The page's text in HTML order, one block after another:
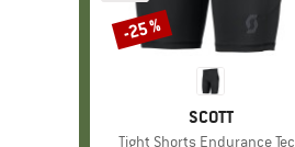
MARQUE
SCOTT
Article
Tight Shorts Endurance
Remise
-25 %